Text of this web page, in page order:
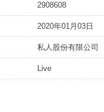
2908608
2020年01月03日
私人股份有限公司
Live